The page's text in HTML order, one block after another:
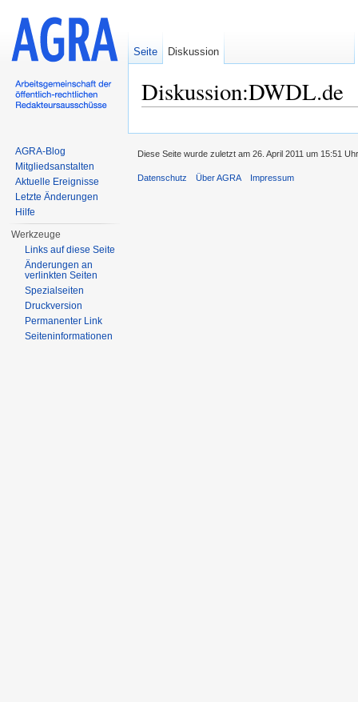
Diskussion:DWDL.de
Seite Diskussion
AGRA-Blog
Mitgliedsanstalten
Aktuelle Ereignisse
Letzte Änderungen
Hilfe
Werkzeuge
Links auf diese Seite
Änderungen an
verlinkten Seiten
Spezialseiten
Druckversion
Permanenter Link
Seiten­informationen
Diese Seite wurde zuletzt am 26. April 2011 um 15:51
Datenschutz Über AGRA Impressum